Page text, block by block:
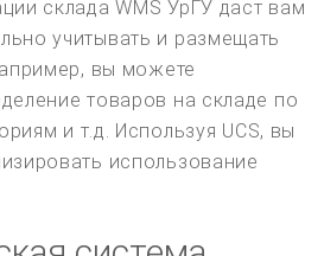
склада WMS УрГУ даст вам
учитывать и размещать
вы можете
товаров на складе по
и т.д. Используя UCS, вы
использование